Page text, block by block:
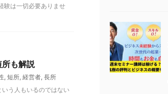
験は一切必要ありませ
所も解説
, 短所, 経営者, 長所
う人もいるのではない